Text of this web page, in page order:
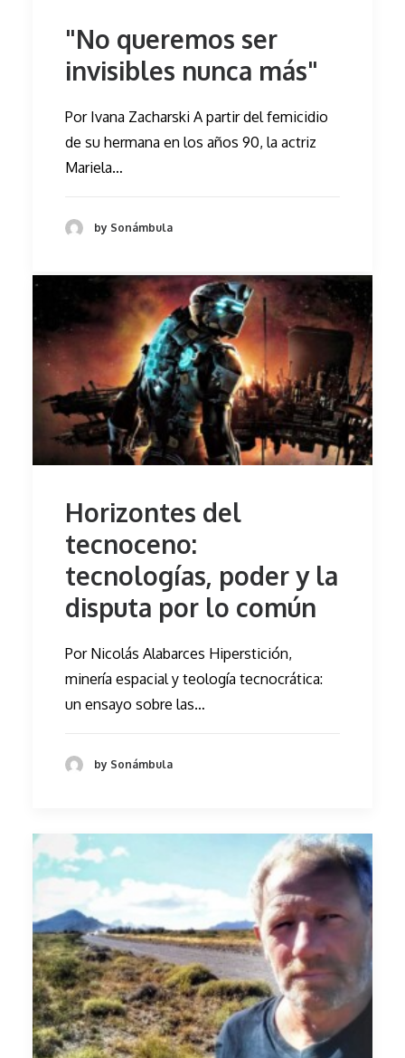
"No queremos ser
invisibles nunca más"
Por Ivana Zacharski A partir del femicidio
de su hermana en los años 90, la actriz
Mariela…
by Sonámbula
Horizontes del
tecnoceno:
tecnologías, poder y la
disputa por lo común
Por Nicolás Alabarces Hiperstición,
minería espacial y teología tecnocrática:
un ensayo sobre las…
by Sonámbula